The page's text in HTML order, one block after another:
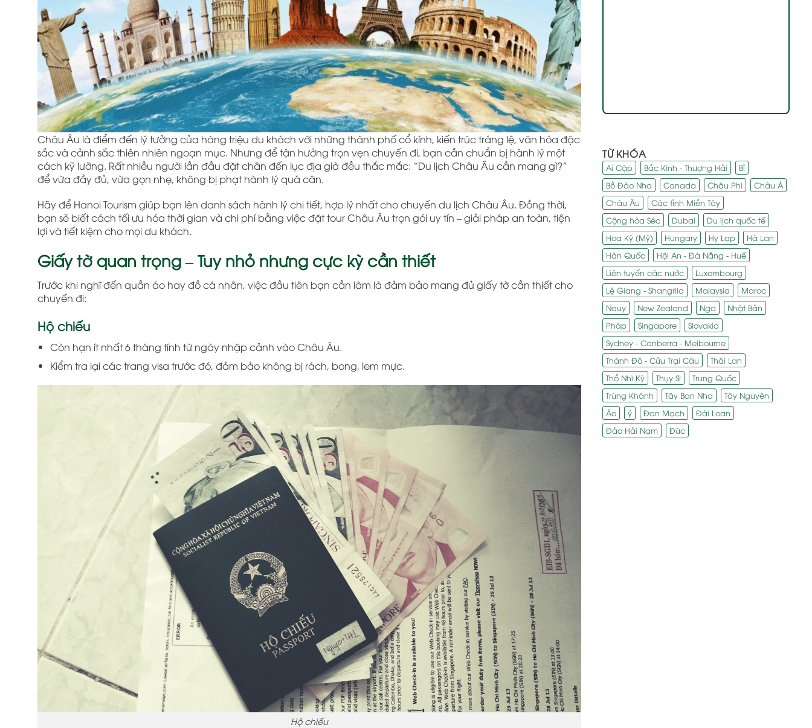
Châu Âu là điểm đến lý tưởng của hàng triệu du khách với những thành phố cổ kính, kiến trúc tráng lệ, văn hóa đặc
sắc và cảnh sắc thiên nhiên ngoạn mục. Nhưng để tận hưởng trọn vẹn chuyến đi, bạn cần chuẩn bị hành lý một
cách kỹ lưỡng. Rất nhiều người lần đầu đặt chân đến lục địa già đều thắc mắc: “Du lịch Châu Âu cần mang gì?”
để vừa đầy đủ, vừa gọn nhẹ, không bị phạt hành lý quá cân.
Hãy để Hanoi Tourism giúp bạn lên danh sách hành lý chi tiết, hợp lý nhất cho chuyến du lịch Châu Âu. Đồng thời,
bạn sẽ biết cách tối ưu hóa thời gian và chi phí bằng việc đặt tour Châu Âu trọn gói uy tín – giải pháp an toàn, tiện
lợi và tiết kiệm cho mọi du khách.
Giấy tờ quan trọng – Tuy nhỏ nhưng cực kỳ cần thiết
Trước khi nghĩ đến quần áo hay đồ cá nhân, việc đầu tiên bạn cần làm là đảm bảo mang đủ giấy tờ cần thiết cho
chuyến đi:
Hộ chiếu
Còn hạn ít nhất 6 tháng tính từ ngày nhập cảnh vào Châu Âu.
Kiểm tra lại các trang visa trước đó, đảm bảo không bị rách, bong, lem mực.
Hộ chiếu
TỪ KHÓA
Ai Cập Bắc Kinh - Thượng Hải
Bỉ
Bồ Đào Nha
Canada Châu Phi
Châu Á
Châu Âu
Các tỉnh Miền Tây
Cộng hòa Séc
Dubai
Du lịch quốc tế
Hoa Kỳ (Mỹ)
Hungary Hy Lạp
Hà Lan
Hàn Quốc
Hội An - Đà Nẵng - Huế
Liên tuyến các nước
Luxembourg
Lệ Giang - Shangrila
Malaysia
Maroc
Nauy
New Zealand Nga
Nhật Bản
Pháp
Singapore
Slovakia
Sydney - Canberra - Melbourne
Thành Đô - Cửu Trại Câu
Thái Lan
Thổ Nhĩ Kỳ
Thụy Sĩ
Trung Quốc
Trùng Khánh
Tây Ban Nha
Tây Nguyên
Áo
ý Đan Mạch
Đài Loan
Đảo Hải Nam
Đức